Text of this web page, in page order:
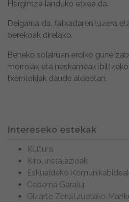
Hargintza landuko etxea da.
Deigarria da, fatxadaren luzera
berekoak direlako.
Beheko solairuan erdiko gune
morroiak eta neskameak
txerritokiak daude aldeetan.
Intereseko estekak
Kultura
Kirol instalazioak
Eskualdeko
Cederna Garalur
Gizarte Zerbitzuetako